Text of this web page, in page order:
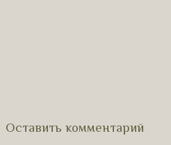
Оставить комментарий